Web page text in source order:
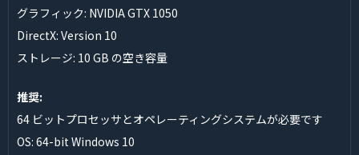
グラフィック: NVIDIA GTX 1050
DirectX: Version 10
ストレージ: 10 GB の空き容量
推奨:
64 ビットプロセッサとオペレーティングシステムが必要です
OS: 64-bit Windows 10